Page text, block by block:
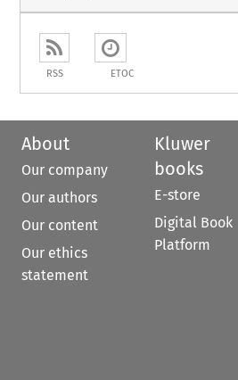
RSS ETOC
About
Our company
Our authors
Our content
Our ethics
statement
Kluwer
books
E-store
Digital Book
Platform